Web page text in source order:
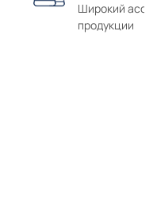
Широкий
продукции